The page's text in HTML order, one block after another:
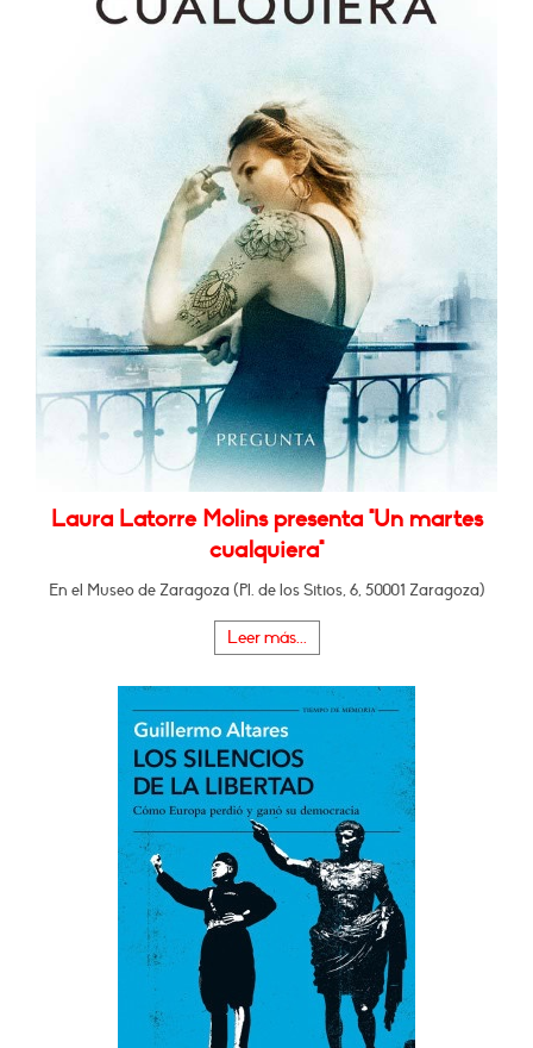
Laura Latorre Molins presenta "Un martes
cualquiera"
En el Museo de Zaragoza (Pl. de los Sitios, 6, 50001 Zaragoza)
Leer más...